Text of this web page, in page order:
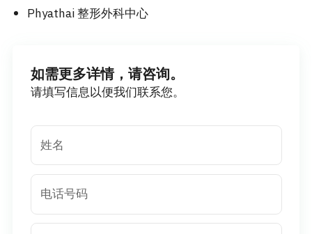
Phyathai 整形外科中心
如需更多详情，请咨询。
请填写信息以便我们联系您。
姓名
电话号码